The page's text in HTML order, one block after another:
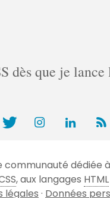
dès que je
communauté dédiée
, aux langages HTML
légales · Données